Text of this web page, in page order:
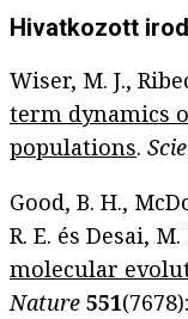
Hivatkozott
Wiser, M. J.,
term dynamics
populations.
Good, B. H.,
R. E. és Desai, M.
molecular
Nature 551